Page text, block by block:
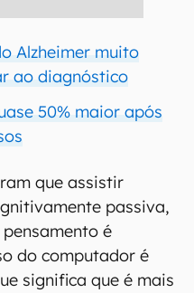
Alzheimer muito
ao diagnóstico
50% maior após
que assistir
passiva,
é
do computador é
significa que é mais